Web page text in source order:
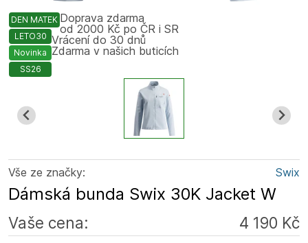
DEN MATEK
LETO30
Novinka
SS26
Vše ze značky: Swix
Dámská bunda Swix 30K Jacket W
Vaše cena: 4 190 Kč
Doprava zdarma
od 2000 Kč po ČR i SR
Vrácení do 30 dnů
Zdarma v našich buticích